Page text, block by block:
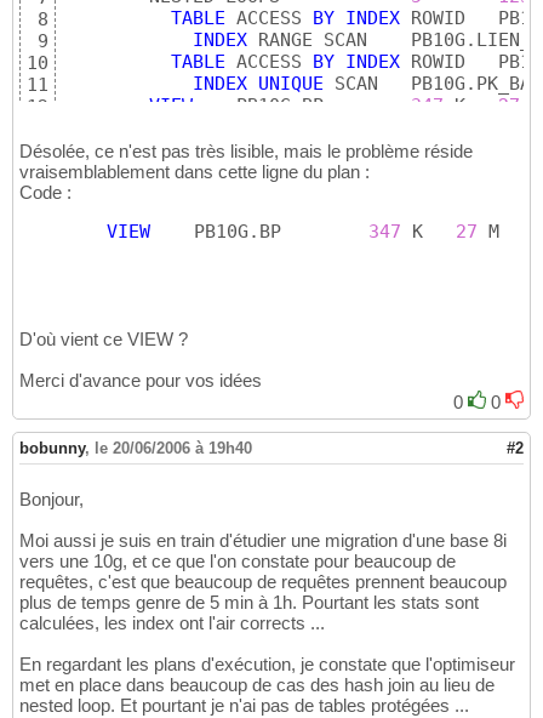
8
9
10
11
12
14
15
16
TABLE ACCESS BY INDEX
INDEX
TABLE ACCESS BY INDEX
INDEX UNIQUE
VIEW
347 27
TABLE ACCESS BY INDEX
INDEX
UNIQUE
Désolée, ce n'est pas très lisible, mais le problème réside
vraisemblablement dans cette ligne du plan :
Code :
VIEW 347 27
D'où vient ce VIEW ?
Merci d'avance pour vos idées
0
0
bobunny, le 20/06/2006 à 19h40 #2
Bonjour,
Moi aussi je suis en train d'étudier une migration d'une base 8i
vers une 10g, et ce que l'on constate pour beaucoup de
requêtes, c'est que beaucoup de requêtes prennent beaucoup
plus de temps genre de 5 min à 1h. Pourtant les stats sont
calculées, les index ont l'air corrects ...
En regardant les plans d'exécution, je constate que l'optimiseur
met en place dans beaucoup de cas des hash join au lieu de
nested loop. Et pourtant je n'ai pas de tables protégées ...